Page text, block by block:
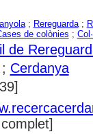
; Rereguarda;
de colònies ;
de
Cerdanya